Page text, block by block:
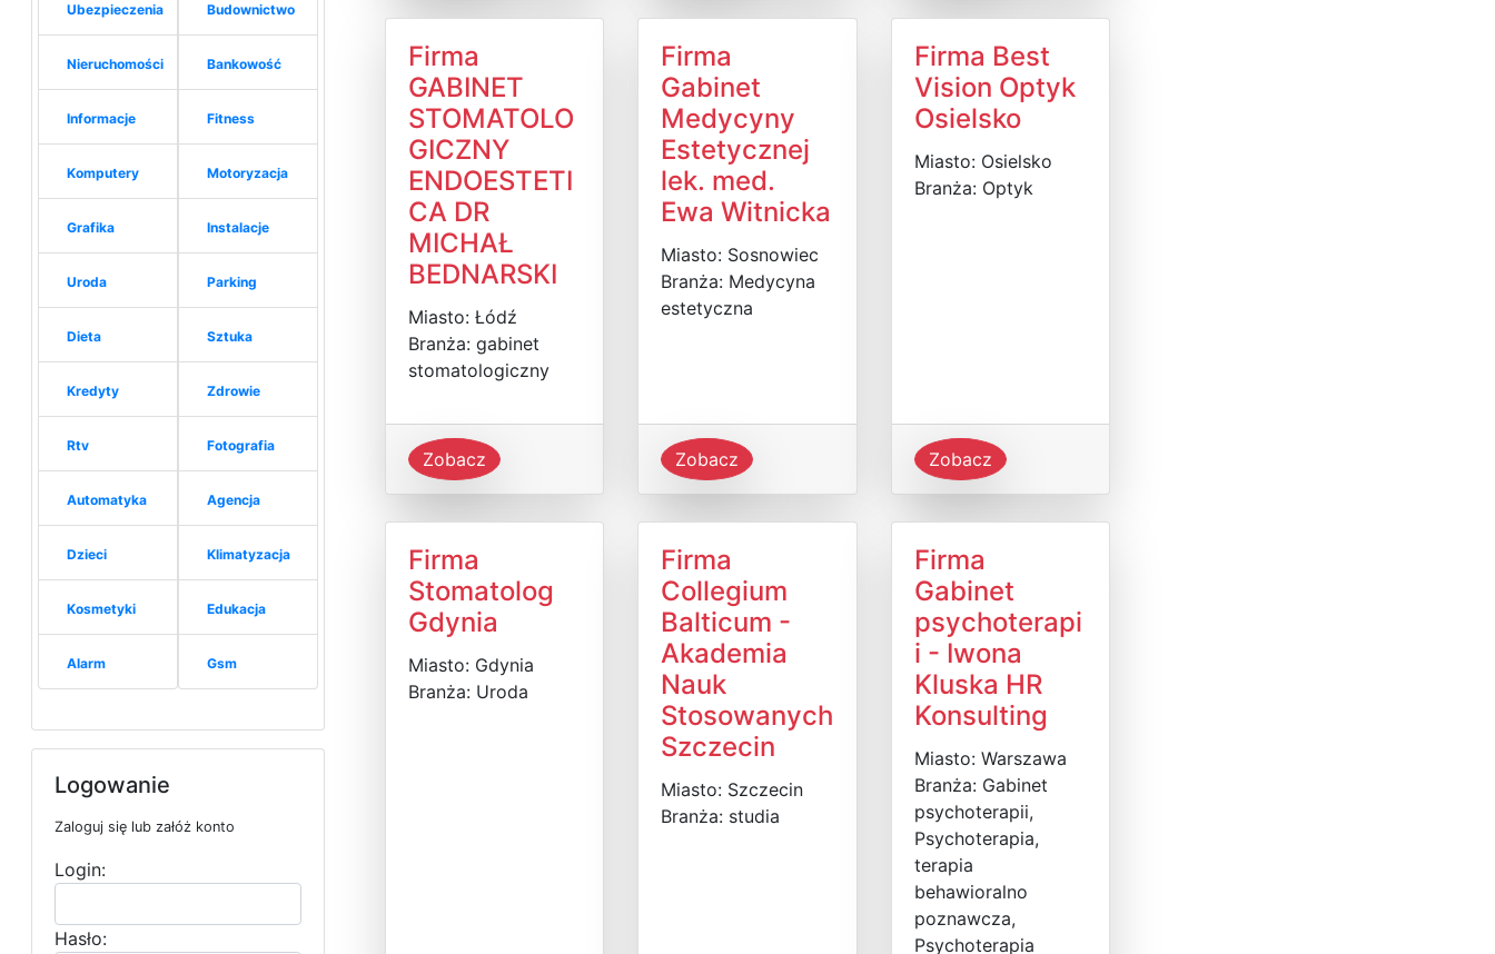
Ubezpieczenia
Nieruchomości
Informacje
Komputery
Grafika
Uroda
Dieta
Kredyty
Rtv
Automatyka
Dzieci
Kosmetyki
Alarm
Budownictwo
Bankowość
Fitness
Motoryzacja
Instalacje
Parking
Sztuka
Zdrowie
Fotografia
Agencja
Klimatyzacja
Edukacja
Gsm
Logowanie
Zaloguj się lub załóż konto
Login:
Hasło:
Firma
GABINET
STOMATOLO
GICZNY
ENDOESTETI
CA DR
MICHAŁ
BEDNARSKI
Miasto: Łódź
Branża: gabinet
stomatologiczny
Zobacz
Firma
Gabinet
Medycyny
Estetycznej
lek. med.
Ewa Witnicka
Miasto: Sosnowiec
Branża: Medycyna
estetyczna
Zobacz
Firma Best
Vision Optyk
Osielsko
Miasto: Osielsko
Branża: Optyk
Zobacz
Firma
Stomatolog
Gdynia
Miasto: Gdynia
Branża: Uroda
Firma
Collegium
Balticum -
Akademia
Nauk
Stosowanych
Szczecin
Miasto: Szczecin
Branża: studia
Firma
Gabinet
psychoterapi
i - Iwona
Kluska HR
Konsulting
Miasto: Warszawa
Branża: Gabinet
psychoterapii,
Psychoterapia,
terapia
behawioralno
poznawcza,
Psychoterapia